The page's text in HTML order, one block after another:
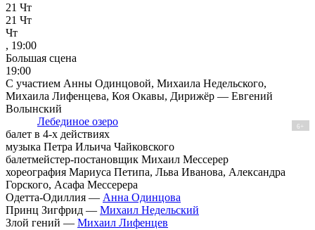
21 Чт
21 Чт
Чт
, 19:00
Большая сцена
19:00
С участием Анны Одинцовой, Михаила Недельского,
Михаила Лифенцева, Коя Окавы, Дирижёр — Евгений
Волынский
Лебединое озеро
6+
балет в 4-х действиях
музыка Петра Ильича Чайковского
балетмейстер-постановщик Михаил Мессерер
хореография Мариуса Петипа, Льва Иванова, Александра
Горского, Асафа Мессерера
Одетта-Одиллия — Анна Одинцова
Принц Зигфрид — Михаил Недельский
Злой гений — Михаил Лифенцев